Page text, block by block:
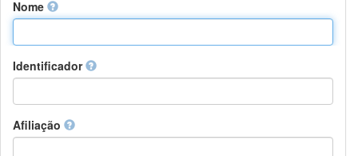
Nome
Identificador
Afiliação